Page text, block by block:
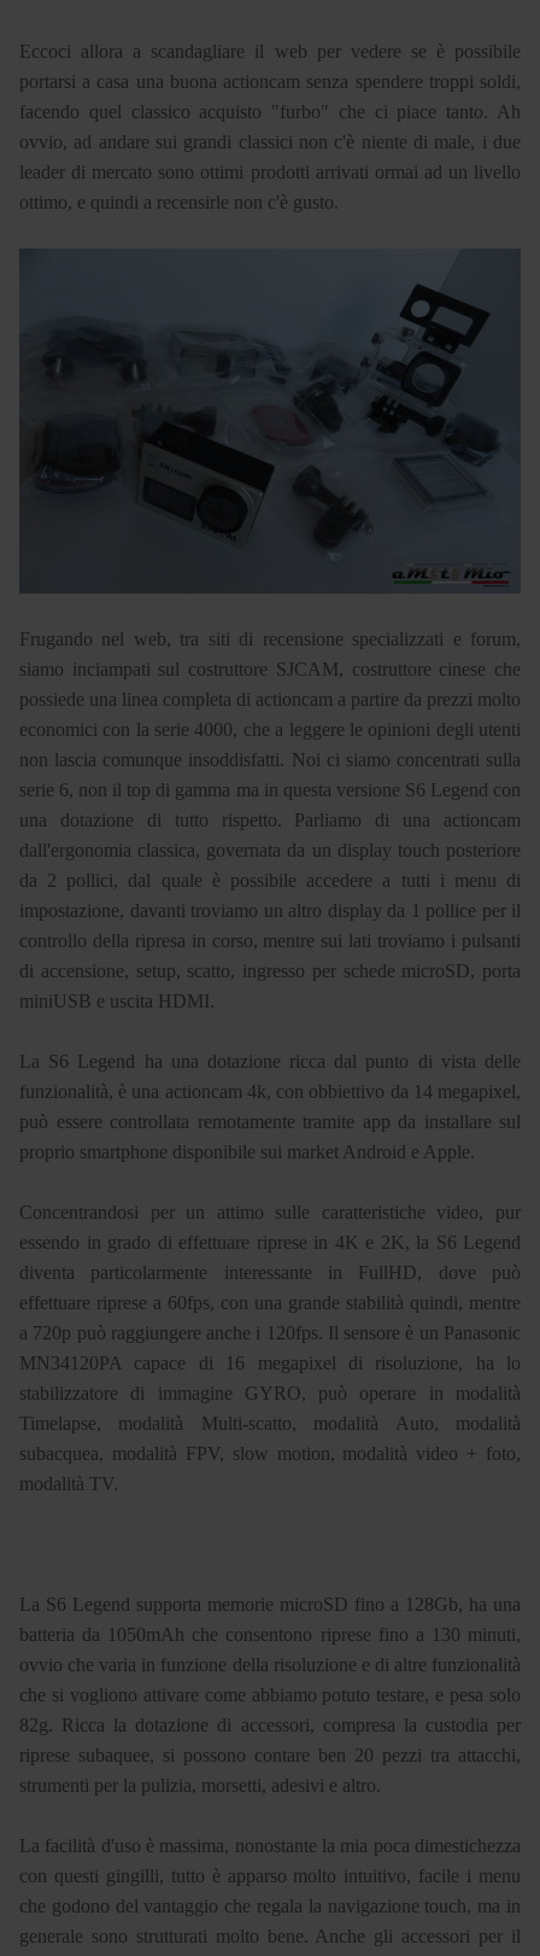
Eccoci allora a scandagliare il web per vedere se è possibile
portarsi a casa una buona actioncam senza spendere troppi soldi,
facendo quel classico acquisto "furbo" che ci piace tanto. Ah
ovvio, ad andare sui grandi classici non c'è niente di male, i due
leader di mercato sono ottimi prodotti arrivati ormai ad un livello
ottimo, e quindi a recensirle non c'è gusto.
Frugando nel web, tra siti di recensione specializzati e forum,
siamo inciampati sul costruttore SJCAM, costruttore cinese che
possiede una linea completa di actioncam a partire da prezzi molto
economici con la serie 4000, che a leggere le opinioni degli utenti
non lascia comunque insoddisfatti. Noi ci siamo concentrati sulla
serie 6, non il top di gamma ma in questa versione S6 Legend con
una dotazione di tutto rispetto. Parliamo di una actioncam
dall'ergonomia classica, governata da un display touch posteriore
da 2 pollici, dal quale è possibile accedere a tutti i menu di
impostazione, davanti troviamo un altro display da 1 pollice per il
controllo della ripresa in corso, mentre sui lati troviamo i pulsanti
di accensione, setup, scatto, ingresso per schede microSD, porta
miniUSB e uscita HDMI.
La S6 Legend ha una dotazione ricca dal punto di vista delle
funzionalità, è una actioncam 4k, con obbiettivo da 14 megapixel,
può essere controllata remotamente tramite app da installare sul
proprio smartphone disponibile sui market Android e Apple.
Concentrandosi per un attimo sulle caratteristiche video, pur
essendo in grado di effettuare riprese in 4K e 2K, la S6 Legend
diventa particolarmente interessante in FullHD, dove può
effettuare riprese a 60fps, con una grande stabilità quindi, mentre
a 720p può raggiungere anche i 120fps. Il sensore è un Panasonic
MN34120PA capace di 16 megapixel di risoluzione, ha lo
stabilizzatore di immagine GYRO, può operare in modalità
Timelapse, modalità Multi-scatto, modalità Auto, modalità
subacquea, modalità FPV, slow motion, modalità video + foto,
modalità TV.
La S6 Legend supporta memorie microSD fino a 128Gb, ha una
batteria da 1050mAh che consentono riprese fino a 130 minuti,
ovvio che varia in funzione della risoluzione e di altre funzionalità
che si vogliono attivare come abbiamo potuto testare, e pesa solo
82g. Ricca la dotazione di accessori, compresa la custodia per
riprese subaquee, si possono contare ben 20 pezzi tra attacchi,
strumenti per la pulizia, morsetti, adesivi e altro.
La facilità d'uso è massima, nonostante la mia poca dimestichezza
con questi gingilli, tutto è apparso molto intuitivo, facile i menu
che godono del vantaggio che regala la navigazione touch, ma in
generale sono strutturati molto bene. Anche gli accessori per il